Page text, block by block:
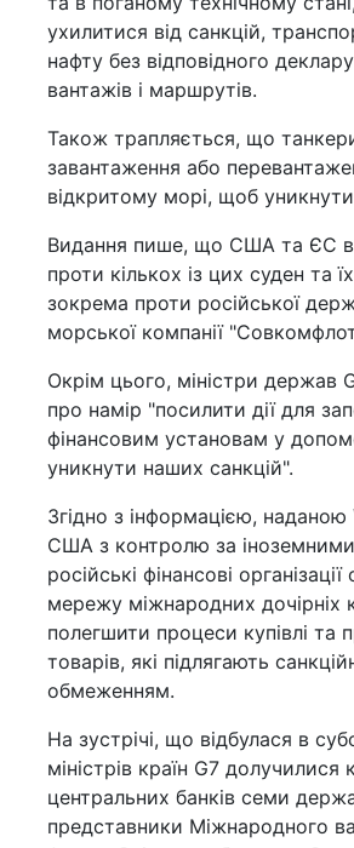
ухилитися від санкцій,
нафту без відповідного
вантажів і маршрутів.
Також трапляється, що
завантаження або
відкритому морі, щоб уникнути
Видання пише, що США та ЄС
проти кількох із цих суден та
зокрема проти російської
морської компанії
Окрім цього, міністри держав
про намір "посилити дії для
фінансовим установам у
уникнути наших санкцій".
Згідно з інформацією, наданою
США з контролю за
російські фінансові організації
мережу міжнародних дочірніх
полегшити процеси купівлі та
товарів, які підлягають
обмеженням.
На зустрічі, що відбулася в
міністрів країн G7 долучилися
центральних банків семи
представники Міжнародного